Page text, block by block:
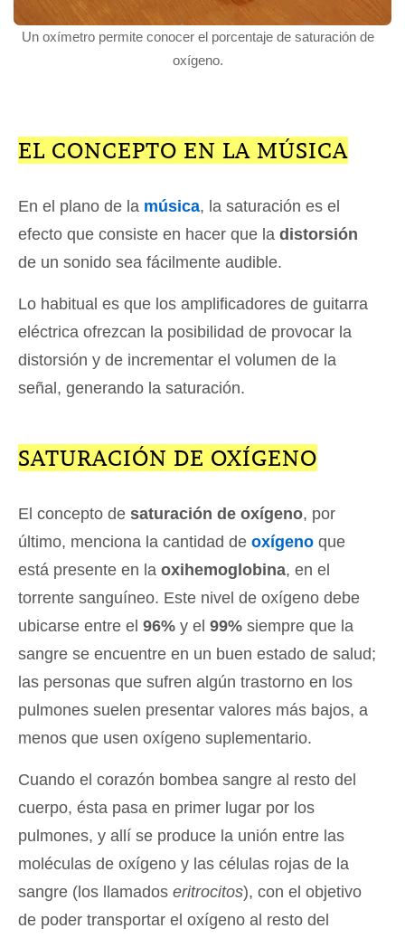
Un oxímetro permite conocer el porcentaje de saturación de
oxígeno.
EL CONCEPTO EN LA MÚSICA
En el plano de la música, la saturación es el
efecto que consiste en hacer que la distorsión
de un sonido sea fácilmente audible.
Lo habitual es que los amplificadores de guitarra
eléctrica ofrezcan la posibilidad de provocar la
distorsión y de incrementar el volumen de la
señal, generando la saturación.
SATURACIÓN DE OXÍGENO
El concepto de saturación de oxígeno, por
último, menciona la cantidad de oxígeno que
está presente en la oxihemoglobina, en el
torrente sanguíneo. Este nivel de oxígeno debe
ubicarse entre el 96% y el 99% siempre que la
sangre se encuentre en un buen estado de salud;
las personas que sufren algún trastorno en los
pulmones suelen presentar valores más bajos, a
menos que usen oxígeno suplementario.
Cuando el corazón bombea sangre al resto del
cuerpo, ésta pasa en primer lugar por los
pulmones, y allí se produce la unión entre las
moléculas de oxígeno y las células rojas de la
sangre (los llamados eritrocitos), con el objetivo
de poder transportar el oxígeno al resto del